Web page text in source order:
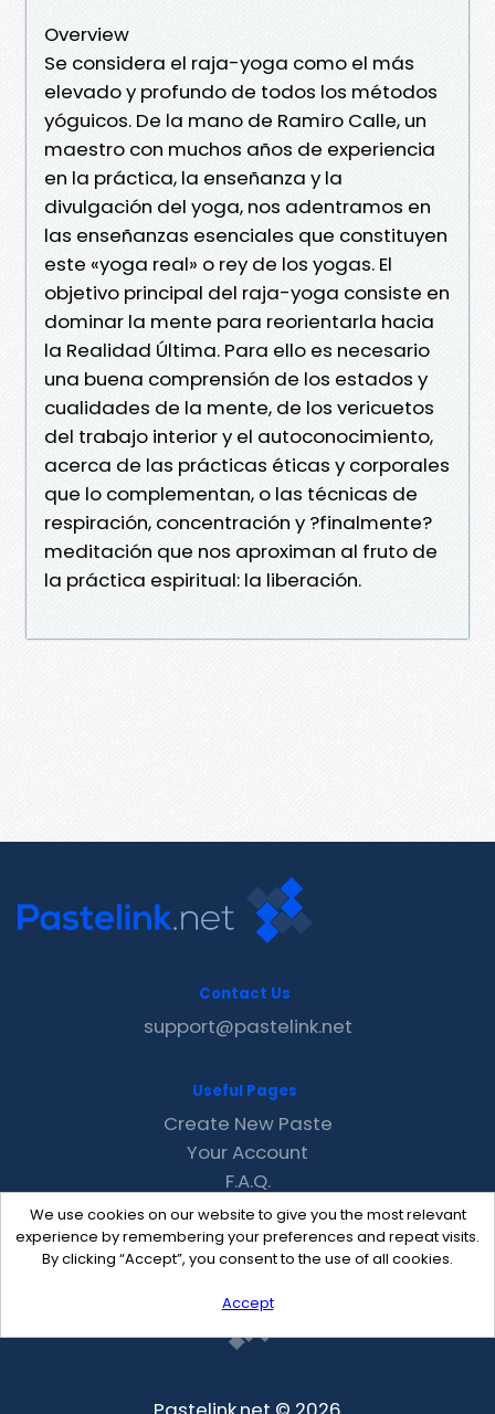
Overview
Se considera el raja-yoga como el más
elevado y profundo de todos los métodos
yóguicos. De la mano de Ramiro Calle, un
maestro con muchos años de experiencia
en la práctica, la enseñanza y la
divulgación del yoga, nos adentramos en
las enseñanzas esenciales que constituyen
este «yoga real» o rey de los yogas. El
objetivo principal del raja-yoga consiste en
dominar la mente para reorientarla hacia
la Realidad Última. Para ello es necesario
una buena comprensión de los estados y
cualidades de la mente, de los vericuetos
del trabajo interior y el autoconocimiento,
acerca de las prácticas éticas y corporales
que lo complementan, o las técnicas de
respiración, concentración y ?finalmente?
meditación que nos aproximan al fruto de
la práctica espiritual: la liberación.
We use cookies on our website to give you the most relevant
experience by remembering your preferences and repeat visits.
By clicking “Accept”, you consent to the use of all cookies.
Accept
Contact Us
support@pastelink.net
Useful Pages
Create New Paste
Your Account
F.A.Q.
Recent
Contact